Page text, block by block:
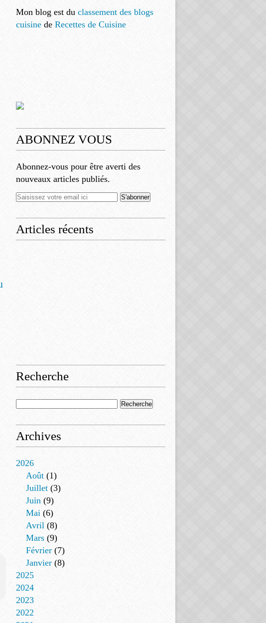
Mon blog est du classement des blogs
cuisine de Recettes de Cuisine
ABONNEZ VOUS
Abonnez-vous pour être averti des
nouveaux articles publiés.
Articles récents
Recherche
Archives
2026
Août (1)
Juillet (3)
Juin (9)
Mai (6)
Avril (8)
Mars (9)
Février (7)
Janvier (8)
2025
2024
2023
2022